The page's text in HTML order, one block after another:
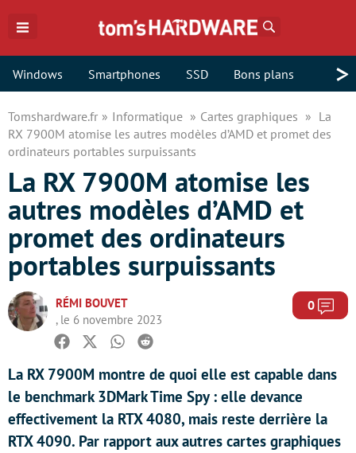
Windows Smartphones SSD Bons plans >
Tomshardware.fr Informatique Cartes graphiques
La
RX 7900M atomise les autres modèles d’AMD et promet des
ordinateurs portables surpuissants
La RX 7900M atomise les
autres modèles d’AMD et
promet des ordinateurs
portables surpuissants
RÉMI BOUVET
, le 6 novembre 2023
0
Facebook
TwitterWhatsapp
Reddit
La RX 7900M montre de quoi elle est capable dans
le benchmark 3DMark Time Spy : elle devance
effectivement la RTX 4080, mais reste derrière la
RTX 4090. Par rapport aux autres cartes graphiques